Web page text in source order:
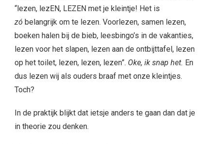
“lezen, lezEN, LEZEN met je kleintje! Het is
zó belangrijk om te lezen. Voorlezen, samen lezen,
boeken halen bij de bieb, leesbingo’s in de vakanties,
lezen voor het slapen, lezen aan de ontbijttafel, lezen
op het toilet, lezen, lezen, lezen”. Oke, ik snap het. En
dus lezen wij als ouders braaf met onze kleintjes.
Toch?
In de praktijk blijkt dat ietsje anders te gaan dan dat je
in theorie zou denken.